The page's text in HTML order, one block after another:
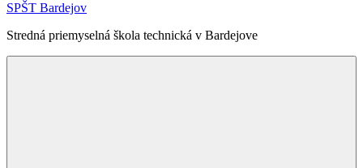
content
SPŠT Bardejov
Stredná priemyselná škola technická v Bardejove